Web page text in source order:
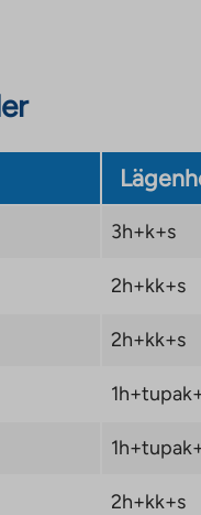
3h+k+s
2h+kk+s
2h+kk+s
2h+kk+s